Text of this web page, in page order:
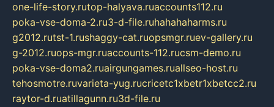
one-life-story.rutop-halyava.ruaccounts112.ru
poka-vse-doma-2.ru3-d-file.ruhahahaharms.ru
g2012.rutst-1.rushaggy-cat.ruopsmgr.ruev-gallery.ru
g-2012.ruops-mgr.ruaccounts-112.rucsm-demo.ru
poka-vse-doma2.ruairgungames.ruallseo-host.ru
tehosmotre.ruvarieta-yug.rucricetc1xbetr1xbetcc2.ru
raytor-d.ruatillagunn.ru3d-file.ru